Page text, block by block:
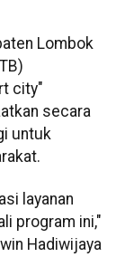
Lombok
city"
secara
untuk
layanan
program ini,"
Hadiwijaya